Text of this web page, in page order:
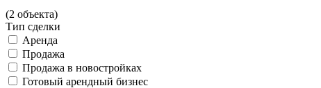
(2 объекта)
Тип сделки
Аренда
Продажа
Продажа в новостройках
Готовый арендный бизнес